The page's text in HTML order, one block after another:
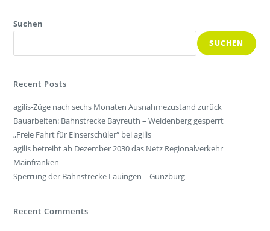
Suchen
SUCHEN
Recent Posts
agilis-Züge nach sechs Monaten Ausnahmezustand zurück
Bauarbeiten: Bahnstrecke Bayreuth – Weidenberg gesperrt
„Freie Fahrt für Einserschüler“ bei agilis
agilis betreibt ab Dezember 2030 das Netz Regionalverkehr
Mainfranken
Sperrung der Bahnstrecke Lauingen – Günzburg
Recent Comments